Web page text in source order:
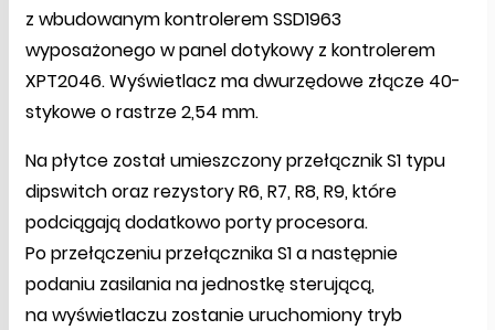
z wbudowanym kontrolerem SSD1963
wyposażonego w panel dotykowy z kontrolerem
XPT2046. Wyświetlacz ma dwurzędowe złącze 40-
stykowe o rastrze 2,54 mm.
Na płytce został umieszczony przełącznik S1 typu
dipswitch oraz rezystory R6, R7, R8, R9, które
podciągają dodatkowo porty procesora.
Po przełączeniu przełącznika S1 a następnie
podaniu zasilania na jednostkę sterującą,
na wyświetlaczu zostanie uruchomiony tryb